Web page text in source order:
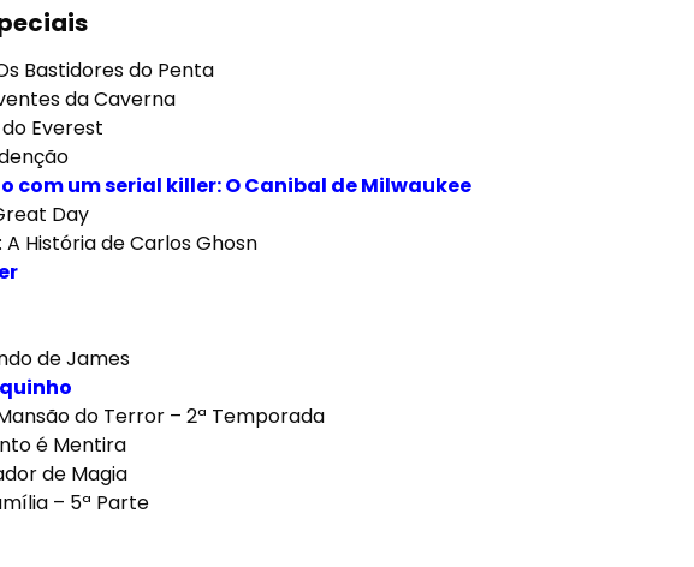
Bastidores do Penta
da Caverna
Everest
com um serial killer: O Canibal de Milwaukee
Day
A História de Carlos Ghosn
de James
do Terror – 2ª Temporada
é Mentira
de Magia
– 5ª Parte